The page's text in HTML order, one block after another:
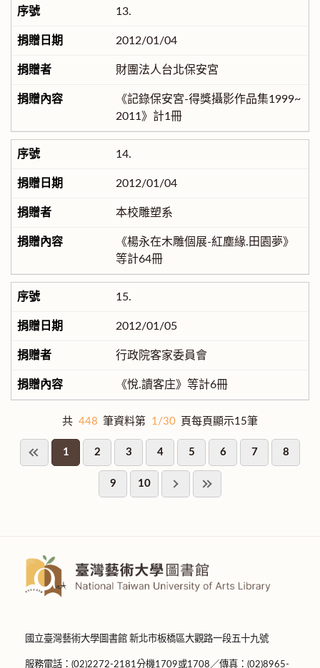
13.
2012/01/04
財團法人台北保安宮
《記錄保安宮-得獎攝影作品集1999~
2011》計1冊
14.
2012/01/04
本校雕塑系
《楊永在木雕個展-紅塵緣.田園夢》
等計64冊
15.
2012/01/05
行政院客家委員會
《悅.讀客庄》等計6冊
共 448 筆資料第 1/30 頁每頁顯示15筆
1 2 3 4 5 6 7 8
9 10
國立臺灣藝術大學圖書館 新北市板橋區大觀路一段五十九號
服務電話：(02)2272-2181分機1709或1708／傳真：(02)8965-